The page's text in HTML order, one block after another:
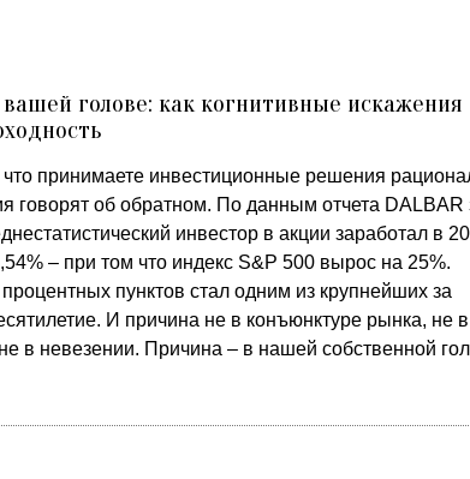
вашей голове: как когнитивные искажения
принимаете инвестиционные решения
говорят об обратном. По данным отчета DALBAR
инвестор в акции заработал в
– при том что индекс S&P 500 вырос на 25%.
пунктов стал одним из крупнейших за
И причина не в конъюнктуре рынка, не в
в невезении. Причина – в нашей собственной